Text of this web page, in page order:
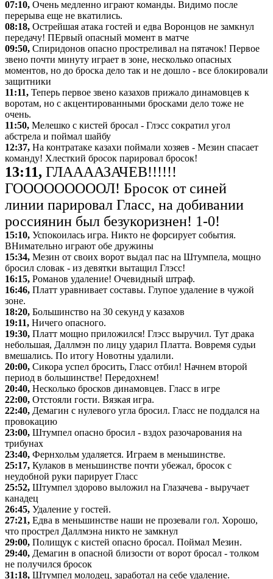
07:10, Очень медленно играют команды. Видимо после
перерыва еще не вкатились.
08:18, Острейшая атака гостей и едва Воронцов не замкнул
передачу! ПЕрвый опасный момент в матче
09:50, Спиридонов опасно простреливал на пятачок! Первое
звено почти минуту играет в зоне, несколько опасных
моментов, но до броска дело так и не дошло - все блокировали
защитники
11:11, Теперь первое звено казахов прижало динамовцев к
воротам, но с акцентированными бросками дело тоже не
очень.
11:50, Мелешко с кистей бросал - Глэсс сократил угол
абстрела и поймал шайбу
12:37, На контратаке казахи поймали хозяев - Мезин спасает
команду! Хлесткий бросок парировал бросок!
13:11, ГЛААААЗАЧЕВ!!!!!!
ГОООООООООЛ! Бросок от синей
линии парировал Гласс, на добивании
россиянин был безукоризнен! 1-0!
15:10, Успокоилась игра. Никто не форсирует события.
ВНимательно играют обе дружины
15:34, Мезин от своих ворот выдал пас на Штумпела, мощно
бросил словак - из девятки вытащил Глэсс!
16:15, Романов удаление! Очевидный штраф.
16:46, Платт уравнивает составы. Глупое удаление в чужой
зоне.
18:20, Большинство на 30 секунд у казахов
19:11, Ничего опасного.
19:30, Платт мощно приложился! Глэсс выручил. Тут драка
небольшая, Даллмэн по лицу ударил Платта. Вовремя судьи
вмешались. По итогу Новотны удалили.
20:00, Сикора успел бросить, Гласс отбил! Начнем второй
период в большинстве! Передохнем!
20:40, Несколько бросков динамовцев. Гласс в игре
22:00, Отстояли гости. Вязкая игра.
22:40, Демагин с нулевого угла бросил. Гласс не поддался на
провокацию
23:00, Штумпел опасно бросил - вздох разочарования на
трибунах
23:40, Фернхольм удаляется. Играем в меньшинстве.
25:17, Кулаков в меньшинстве почти убежал, бросок с
неудобной руки парирует Гласс
25:52, Штумпел здорово выложил на Глазачева - выручает
канадец
26:45, Удаление у гостей.
27:21, Едва в меньшинстве наши не прозевали гол. Хорошо,
что прострел Даллмэна никто не замкнул
29:00, Полищук с кистей опасно бросал. Поймал Мезин.
29:40, Демагин в опасной близости от ворот бросал - толком
не получился бросок
31:18, Штумпел молодец, заработал на себе удаление.